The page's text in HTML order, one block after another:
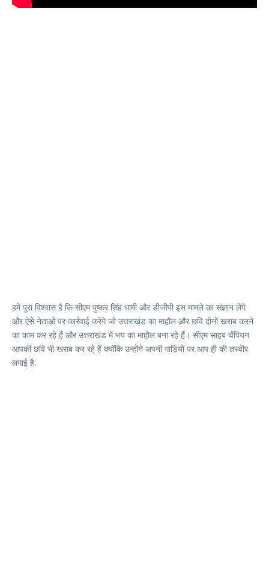
हमें पूरा विश्वास है कि सीएम पुष्कर सिंह धामी और डीजीपी इस मामले का संज्ञान लेंगे
और ऐसे नेताओं पर कार्रवाई करेंगे जो उत्तराखंड का माहौल और छवि दोनों खराब करने
का काम कर रहे हैं और उत्तराखंड में भय का माहौल बना रहे हैं। सीएम साहब चैंपियन
आपकी छवि भी खराब कर रहे हैं क्योंकि उन्होंने अपनी गाड़ियों पर आप ही की तस्वीर
लगाई है.